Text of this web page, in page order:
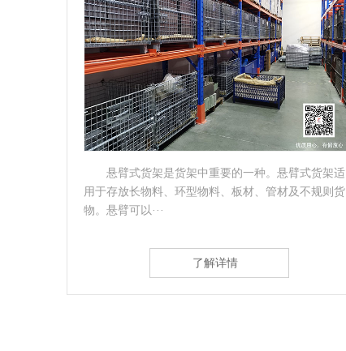
悬臂式货架是货架中重要的一种。悬臂式货架适
用于存放长物料、环型物料、板材、管材及不规则货
物。悬臂可以···
了解详情